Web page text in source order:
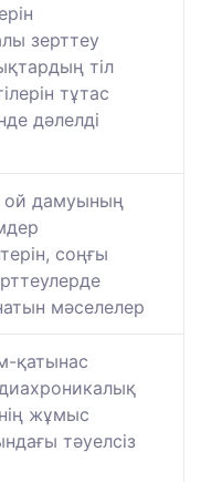
зерттеу
тіл
тұтас
дәлелді
ой дамуының
соңғы
мәселелер
қатынас
жұмыс
тәуелсіз